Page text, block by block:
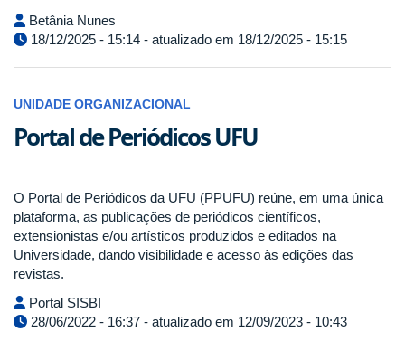
Betânia Nunes
18/12/2025 - 15:14 - atualizado em 18/12/2025 - 15:15
UNIDADE ORGANIZACIONAL
Portal de Periódicos UFU
O Portal de Periódicos da UFU (PPUFU) reúne, em uma única
plataforma, as publicações de periódicos científicos,
extensionistas e/ou artísticos produzidos e editados na
Universidade, dando visibilidade e acesso às edições das
revistas.
Portal SISBI
28/06/2022 - 16:37 - atualizado em 12/09/2023 - 10:43